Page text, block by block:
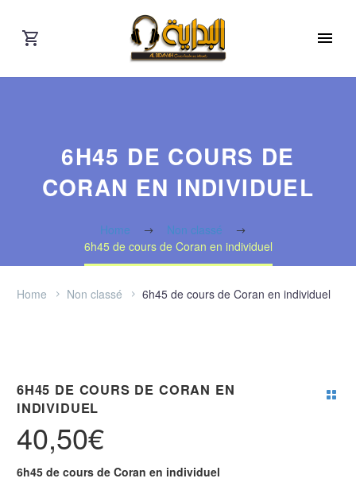
6H45 DE COURS DE
CORAN EN INDIVIDUEL
Home
Non classé
6h45 de cours de Coran en individuel
Home Non classé 6h45 de cours de Coran en individuel
6H45 DE COURS DE CORAN EN
INDIVIDUEL
40,50€
6h45 de cours de Coran en individuel